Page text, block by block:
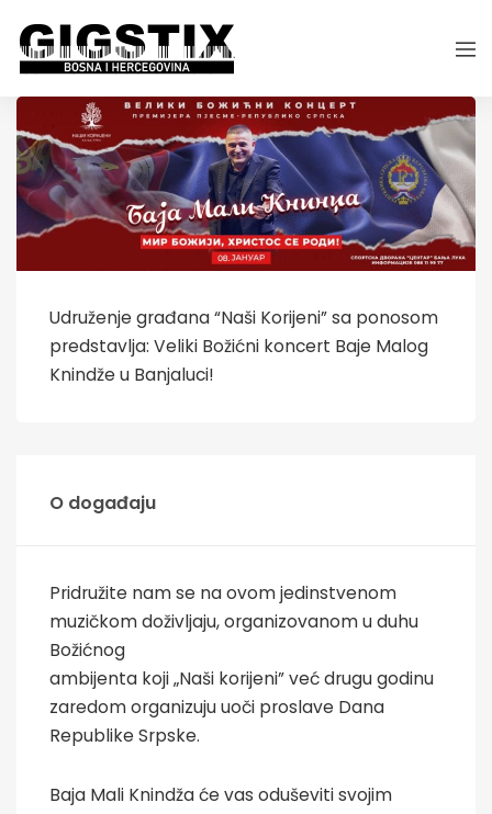
Udruženje građana “Naši Korijeni” sa ponosom
predstavlja: Veliki Božićni koncert Baje Malog
Knindže u Banjaluci!
O događaju
Pridružite nam se na ovom jedinstvenom
muzičkom doživljaju, organizovanom u duhu
Božićnog
ambijenta koji „Naši korijeni” već drugu godinu
zaredom organizuju uoči proslave Dana
Republike Srpske.
Baja Mali Knindža će vas oduševiti svojim